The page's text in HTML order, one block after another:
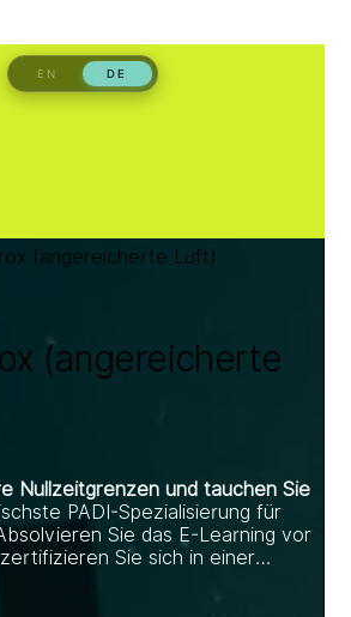
(angereicherte Luft)
(angereicherte
Nullzeitgrenzen und tauchen Sie
PADI-Spezialisierung für
Sie das E-Learning vor
Sie sich in einer